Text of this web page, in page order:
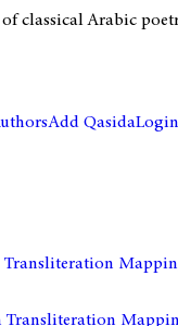
classical Arabic
Add QasidaLogin